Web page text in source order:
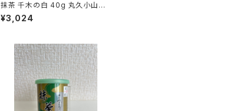
抹茶 千木の白 40g 丸久小山園
MATCHA CHIGI NO SHIRO
¥3,024